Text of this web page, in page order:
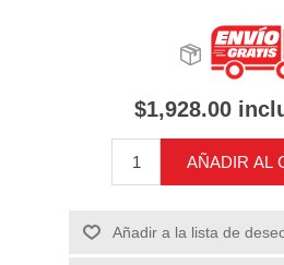
$1,928.00
AÑADIR AL
Añadir a la lista de